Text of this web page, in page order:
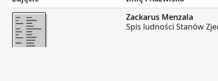
Więcej
Zackarus Menzala
Spis ludności Stanów